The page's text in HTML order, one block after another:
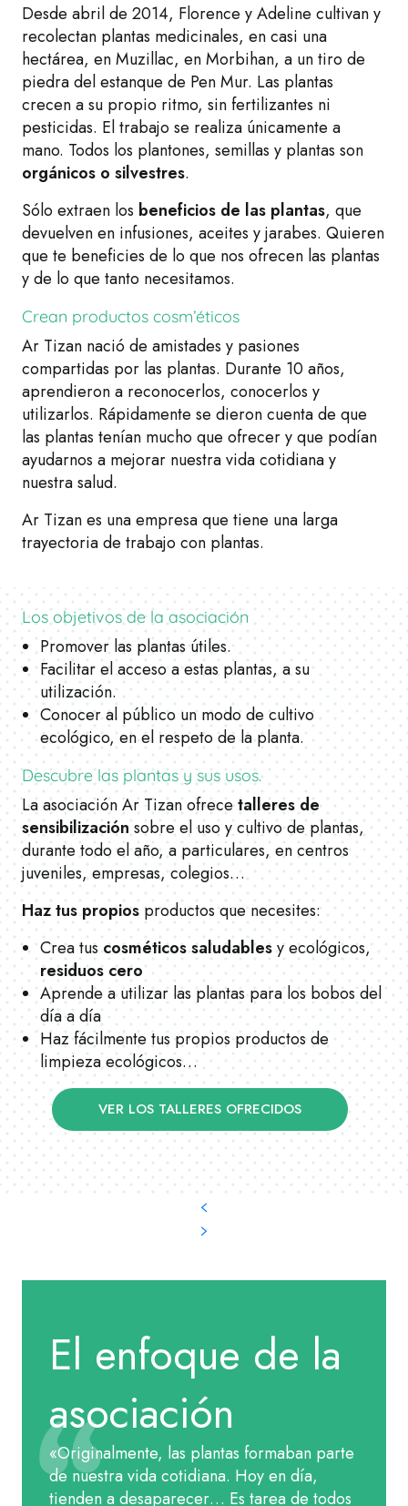
Desde abril de 2014, Florence y Adeline cultivan y
recolectan plantas medicinales, en casi una
hectárea, en Muzillac, en Morbihan, a un tiro de
piedra del estanque de Pen Mur. Las plantas
crecen a su propio ritmo, sin fertilizantes ni
pesticidas. El trabajo se realiza únicamente a
mano. Todos los plantones, semillas y plantas son
orgánicos o silvestres.
Sólo extraen los beneficios de las plantas, que
devuelven en infusiones, aceites y jarabes. Quieren
que te beneficies de lo que nos ofrecen las plantas
y de lo que tanto necesitamos.
Crean productos cosm’éticos
Ar Tizan nació de amistades y pasiones
compartidas por las plantas. Durante 10 años,
aprendieron a reconocerlos, conocerlos y
utilizarlos. Rápidamente se dieron cuenta de que
las plantas tenían mucho que ofrecer y que podían
ayudarnos a mejorar nuestra vida cotidiana y
nuestra salud.
Ar Tizan es una empresa que tiene una larga
trayectoria de trabajo con plantas.
Los objetivos de la asociación
Promover las plantas útiles.
Facilitar el acceso a estas plantas, a su
utilización.
Conocer al público un modo de cultivo
ecológico, en el respeto de la planta.
Descubre las plantas y sus usos.
La asociación Ar Tizan ofrecetalleres de
sensibilizaciónsobre el uso y cultivo de plantas,
durante todo el año, a particulares, en centros
juveniles, empresas, colegios…
Haz tus propios productos que necesites:
Crea tuscosméticos saludablesy ecológicos,
residuos cero
Aprende a utilizar las plantas para los bobos del
día a día
Haz fácilmente tus propios productos de
limpieza ecológicos…
VER LOS TALLERES OFRECIDOS
El enfoque de la
asociación
«Originalmente, las plantas formaban parte
de nuestra vida cotidiana. Hoy en día,
tienden a desaparecer… Es tarea de todos